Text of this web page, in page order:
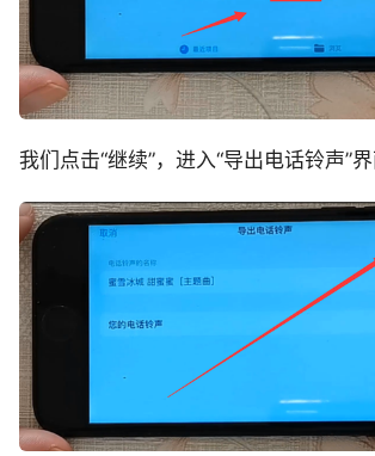
我们点击“继续”，进入“导出电话铃声”